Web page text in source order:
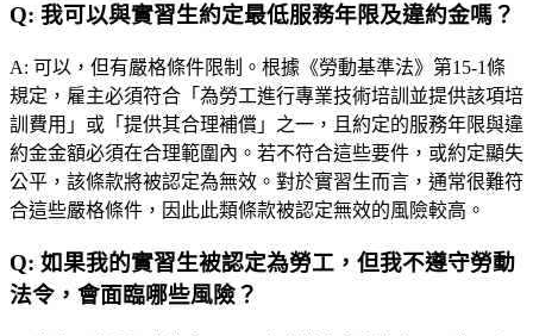
Q: 我可以與實習生約定最低服務年限及違約金嗎？
A: 可以，但有嚴格條件限制。根據《勞動基準法》第15-1條
規定，雇主必須符合「為勞工進行專業技術培訓並提供該項培
訓費用」或「提供其合理補償」之一，且約定的服務年限與違
約金金額必須在合理範圍內。若不符合這些要件，或約定顯失
公平，該條款將被認定為無效。對於實習生而言，通常很難符
合這些嚴格條件，因此此類條款被認定無效的風險較高。
Q: 如果我的實習生被認定為勞工，但我不遵守勞動
法令，會面臨哪些風險？